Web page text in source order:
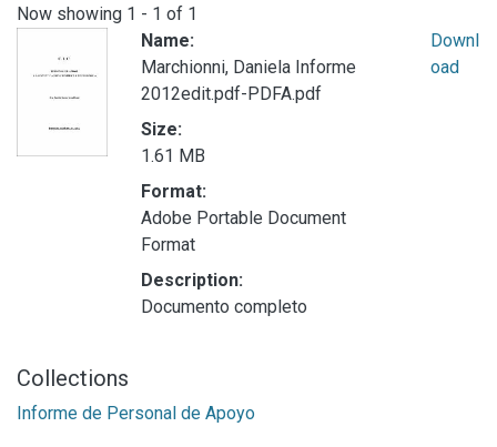
Now showing 1 - 1 of 1
Name:
Marchionni, Daniela Informe
2012edit.pdf-PDFA.pdf
Size:
1.61 MB
Format:
Adobe Portable Document
Format
Description:
Documento completo
Downl
oad
Collections
Informe de Personal de Apoyo